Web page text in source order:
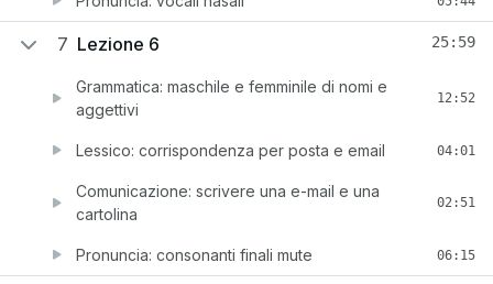
7 Lezione 6 25:59
Grammatica: maschile e femminile di nomi e
aggettivi
12:52
Lessico: corrispondenza per posta e email 04:01
Comunicazione: scrivere una e-mail e una
cartolina
02:51
Pronuncia: consonanti finali mute 06:15